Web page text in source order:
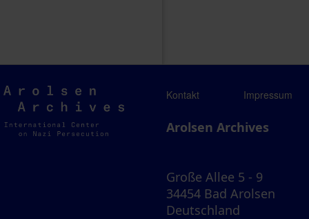
Arolsen
Archives
Kontakt Impressum
Arolsen Archives
Große Allee 5 - 9
34454 Bad Arolsen
Deutschland